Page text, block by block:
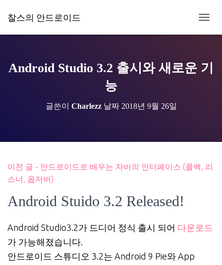
찰스의 안드로이드
비
션
토
Android Studio 3.2 출시와 새로운 기
능
글쓴이 Charlezz날짜 2018년 9월 26일
이전 글 - 안드로이드로 배우는 자바의 인터페이스 (콜백, 리
스너, 옵저버)
Android Stuido 3.2 Released!
Android Studio3.2가 드디어 정식 출시 되어 다운로드
가 가능해졌습니다.
안드로이드 스튜디오 3.2는 Android 9 Pie와 App